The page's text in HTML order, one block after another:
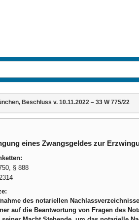
Beschluss v. 10.11.2022 – 33 W 775/22
eines Zwangsgeldes zur
§ 888
des notariellen
auf die Beantwortung von Fragen des